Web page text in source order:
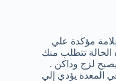
مؤكدة علي
الحالة تتطلب منك
لزج وداكن .
يؤدي إلي